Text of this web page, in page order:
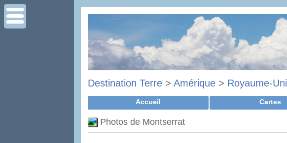
Destination Terre > Amérique > Royaume-Uni
Accueil Cartes
Photos de Montserrat